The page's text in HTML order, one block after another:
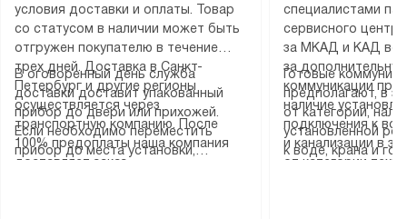
условия доставки и оплаты. Товар
со статусом в наличии может быть
отгружен покупателю в течение
трех дней. Доставка в Санкт-
Петербург и другие регионы
осуществляется через
транспортную компанию. После
100% предоплаты наша компания
доставляет заказ
В оговоренный день служба
доставки доставит упакованный
прибор до двери или прихожей.
Если необходимо переместить
прибор до места установки,
специалистами
сервисного
за МКАД и КАД
за
коммуникации
наличие
подключения к
и канализации в
от категории
Готовые
предполагают, в
от категории,
установленной
к воде, крана и